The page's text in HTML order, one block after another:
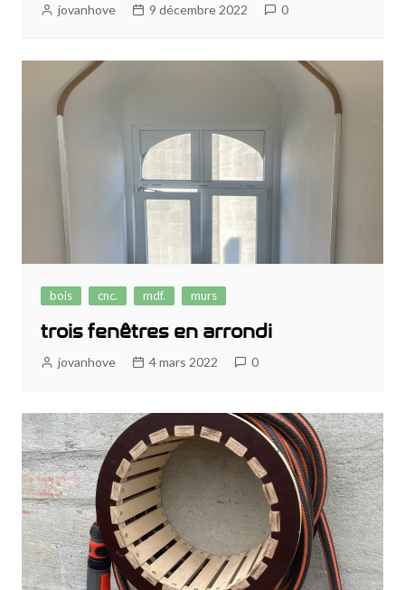
jovanhove 9 décembre 2022 0
bois cnc. mdf. murs
trois fenêtres en arrondi
jovanhove 4 mars 2022 0